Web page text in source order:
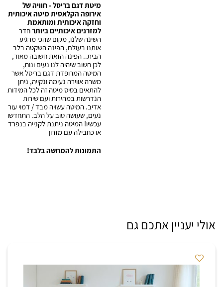
מיטת דגם בריסל - חוויה של
אירופה הקלאסית מיטה איכותית
וחזקה איכותית ומותאמת
למזרנים איכותיים ביותרחדר
השינה שלנו, מקום שהכי מרגיע
אותנו בעולם, הפינה השקטה בלב
הבית.. הפינה הזאת חשובה מאוד,
לכן חשוב שיהיה לנו נעים ונוח,
המיטה המרופדת דגם בריסל אשר
משרה אווירה נעימה ונקייה, ניתן
להתאים בסיס מיטה זה לכל המידות
הנדרשות במהירות ועם שירות
אדיב. המיטה עשויה מבד / דמוי עור
נעים, שעושה טוב על הלב. התחדשו
עכשיו! המיטה ניתנת לקנייה בנפרד
או כחבילה עם מזרון
התמונות להמחשה בלבד!
אולי יעניין אתכם גם